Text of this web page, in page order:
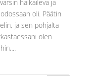
haikaileva ja
oli. Päätin
ja sen pohjalta
olen